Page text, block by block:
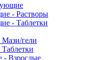
- Растворы
- Таблетки
Мази/гели
- Взрослые